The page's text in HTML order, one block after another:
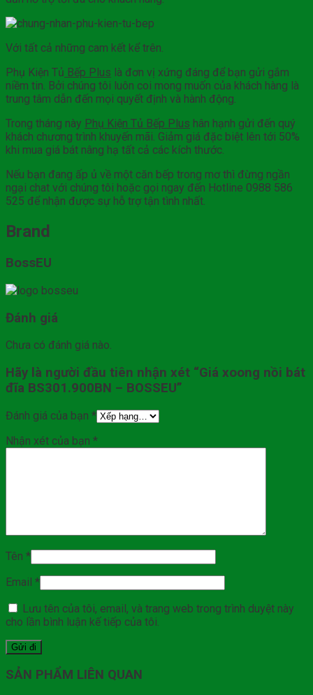
Với tất cả những cam kết kể trên.
Phụ Kiện Tủ Bếp Plus là đơn vị xứng đáng để bạn gửi gắm
niềm tin. Bởi chúng tôi luôn coi mong muốn của khách hàng là
trung tâm dẫn đến mọi quyết định và hành động.
Trong tháng này Phụ Kiện Tủ Bếp Plus hân hạnh gửi đến quý
khách chương trình khuyến mãi. Giảm giá đặc biệt lên tới 50%
khi mua giá bát nâng hạ tất cả các kích thước.
Nếu bạn đang ấp ủ về một căn bếp trong mơ thì đừng ngần
ngại chat với chúng tôi hoặc gọi ngay đến Hotline 0988 586
525 để nhận được sự hỗ trợ tận tình nhất.
Brand
BossEU
Đánh giá
Chưa có đánh giá nào.
Hãy là người đầu tiên nhận xét “Giá xoong nồi bát
đĩa BS301.900BN – BOSSEU”
Đánh giá của bạn *
Nhận xét của bạn *
Tên *
Email *
Lưu tên của tôi, email, và trang web trong trình duyệt này
cho lần bình luận kế tiếp của tôi.
SẢN PHẨM LIÊN QUAN